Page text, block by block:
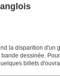
la disparition d'un
dessinée.
billets